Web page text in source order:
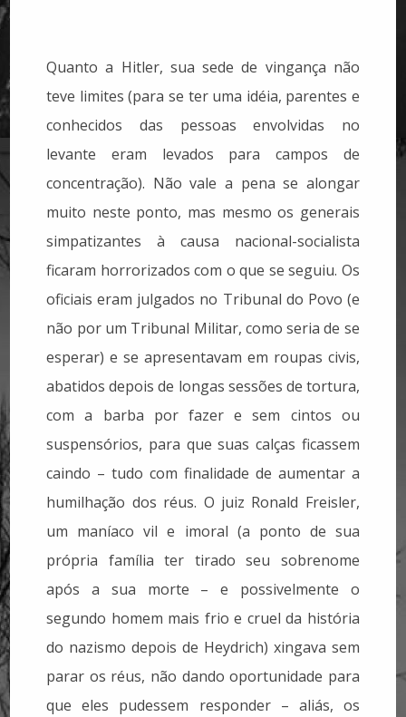
Quanto a Hitler, sua sede de vingança não
teve limites (para se ter uma idéia, parentes e
conhecidos das pessoas envolvidas no
levante eram levados para campos de
concentração). Não vale a pena se alongar
muito neste ponto, mas mesmo os generais
simpatizantes à causa nacional-socialista
ficaram horrorizados com o que se seguiu. Os
oficiais eram julgados no Tribunal do Povo (e
não por um Tribunal Militar, como seria de se
esperar) e se apresentavam em roupas civis,
abatidos depois de longas sessões de tortura,
com a barba por fazer e sem cintos ou
suspensórios, para que suas calças ficassem
caindo – tudo com finalidade de aumentar a
humilhação dos réus. O juiz Ronald Freisler,
um maníaco vil e imoral (a ponto de sua
própria família ter tirado seu sobrenome
após a sua morte – e possivelmente o
segundo homem mais frio e cruel da história
do nazismo depois de Heydrich) xingava sem
parar os réus, não dando oportunidade para
que eles pudessem responder – aliás, os